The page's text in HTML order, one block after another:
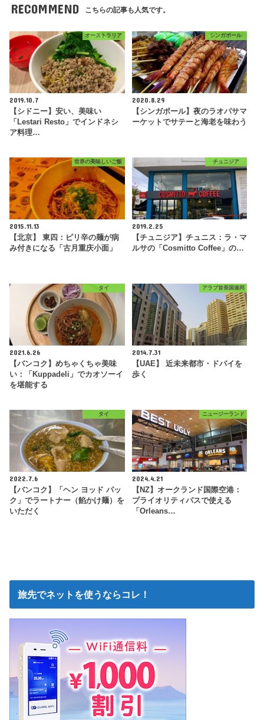
RECOMMEND こちらの記事も人気です。
オーストラリア
2019.10.7
【シドニー】安い、美味い
「Lestari Resto」でインドネシ
ア料理…
シンガポール
2020.8.29
【シンガポール】夜のラオパサマ
ーケットでサテーと海老を味わう
世界の美味しいご飯
2015.11.13
【北京】 東四：ピリ辛の麺が病
み付きになる「古月重庆小面」
チュニジア
2019.2.25
【チュニジア】チュニス：ラ・マ
ルサの「Cosmitto Coffee」の…
タイ
2021.6.26
【バンコク】めちゃくちゃ美味
い：「Kuppadeli」でカオソーイ
を堪能する
アラブ首長国連邦
2014.7.31
【UAE】 近未来都市・ドバイを
歩く
タイ
2022.7.6
【バンコク】「ヘン ヨッド パッ
ク」でラートナー（餡かけ麺）を
いただく
ニュージーランド
2024.4.21
【NZ】オークランド国際空港：
プライオリティパスで使える
「Orleans…
旅先でネットを使うならコレ！